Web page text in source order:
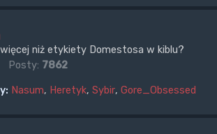
niż etykiety Domestosa w kiblu?
Posty: 7862
Nasum, Heretyk, Sybir, Gore_Obsessed